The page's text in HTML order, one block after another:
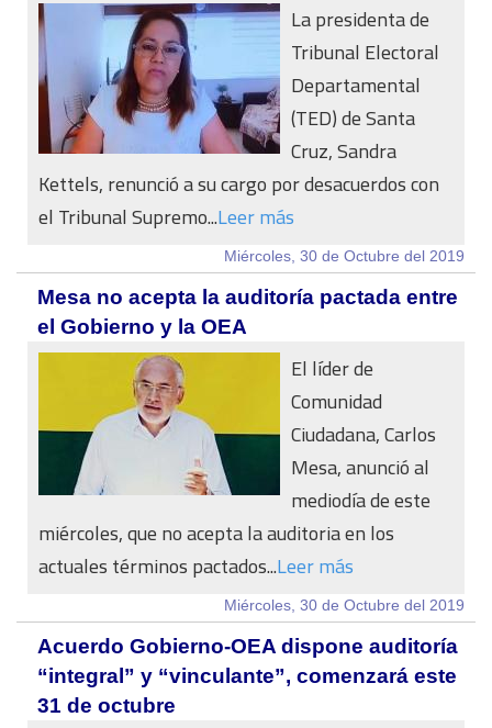
La presidenta de
Tribunal Electoral
Departamental
(TED) de Santa
Cruz, Sandra
Kettels, renunció a su cargo por desacuerdos con
el Tribunal Supremo...Leer más
Miércoles, 30 de Octubre del 2019
Mesa no acepta la auditoría pactada entre
el Gobierno y la OEA
El líder de
Comunidad
Ciudadana, Carlos
Mesa, anunció al
mediodía de este
miércoles, que no acepta la auditoria en los
actuales términos pactados...Leer más
Miércoles, 30 de Octubre del 2019
Acuerdo Gobierno-OEA dispone auditoría
“integral” y “vinculante”, comenzará este
31 de octubre